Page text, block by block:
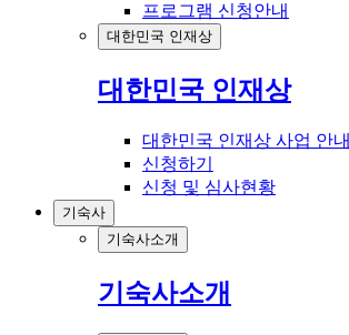
프로그램 신청안내
대한민국 인재상
대한민국 인재상
대한민국 인재상 사업 안내
신청하기
신청 및 심사현황
기숙사
기숙사소개
기숙사소개